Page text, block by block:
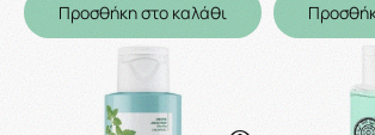
Προσθήκη στο καλάθι